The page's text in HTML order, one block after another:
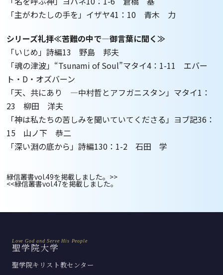
「主がわたしの手を」イザヤ41：10 青木 力
シリーズ礼拝≪苦難の中で―御言葉に聞く≫
「いじめ」詩編13 野島 邦夫
「魂の津波」“Tsunami of Soul”マタイ4：1-11 エバー
ト・D・オズバーン
「天、共にあり ―中村哲とアフガニスタン」マタイ1：
23 柳田 洋夫
「神は私たちの苦しみを聞いていてくださる」ヨブ記36：
15 山ノ下 恭二
「深い淵の底から」詩編130：1-2 石田 学
緑信叢書vol.49を掲載しました。 >>
<<緑信叢書vol.47を掲載しました。
Love God and Serve His People
聖学院大学
聖学院キリスト教センター